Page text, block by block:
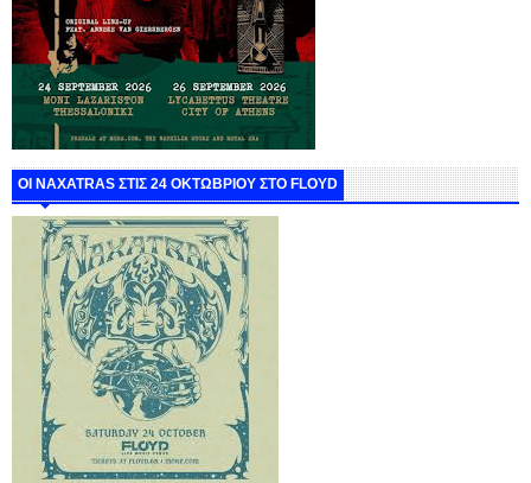
ΟΙ NAXATRAS ΣΤΙΣ 24 ΟΚΤΩΒΡΙΟΥ ΣΤΟ FLOYD